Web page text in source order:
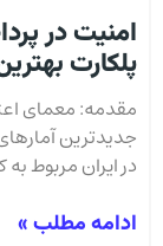
امنیت در
پلکارت
مقدمه: معمای
در ایران مربوط
ادامه مطلب »